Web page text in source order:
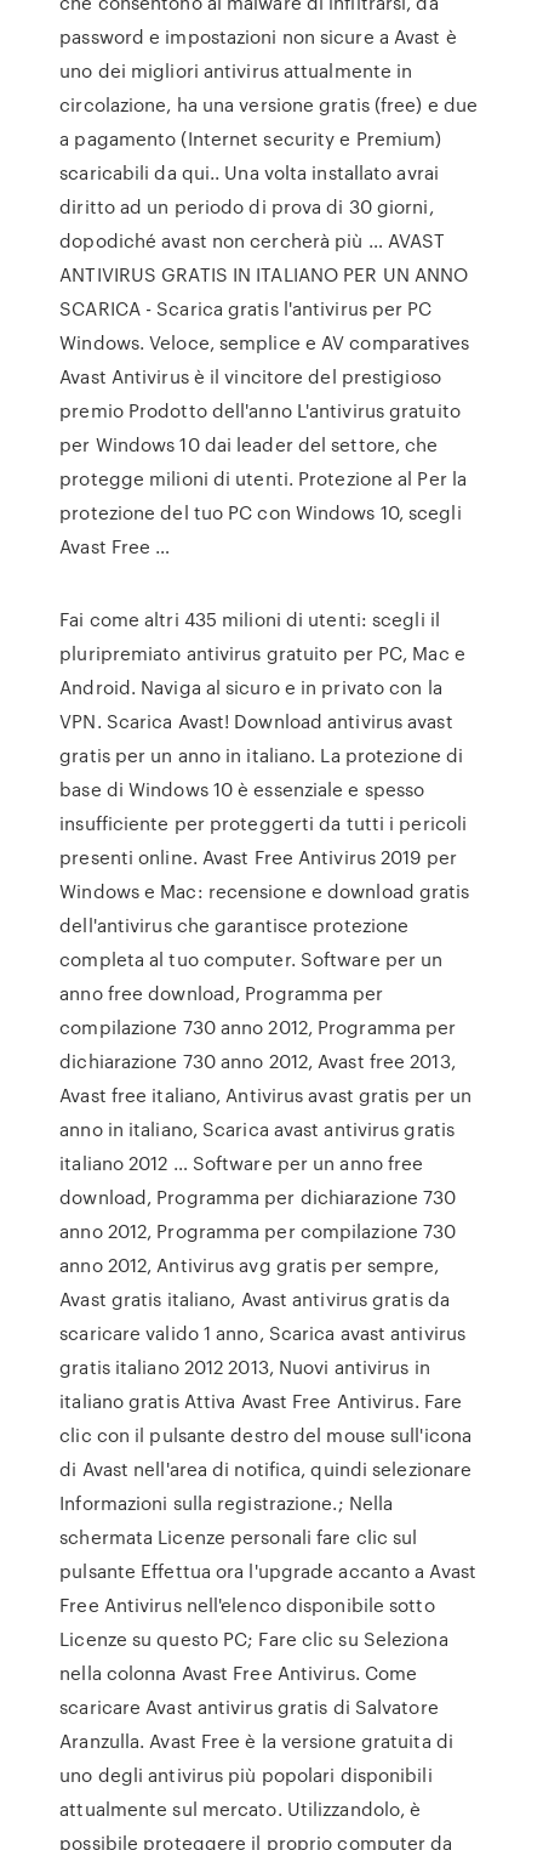
password e impostazioni non sicure a Avast è
uno dei migliori antivirus attualmente in
circolazione, ha una versione gratis (free) e due
a pagamento (Internet security e Premium)
scaricabili da qui.. Una volta installato avrai
diritto ad un periodo di prova di 30 giorni,
dopodiché avast non cercherà più … AVAST
ANTIVIRUS GRATIS IN ITALIANO PER UN ANNO
SCARICA - Scarica gratis l'antivirus per PC
Windows. Veloce, semplice e AV comparatives
Avast Antivirus è il vincitore del prestigioso
premio Prodotto dell'anno L'antivirus gratuito
per Windows 10 dai leader del settore, che
protegge milioni di utenti. Protezione al Per la
protezione del tuo PC con Windows 10, scegli
Avast Free …
Fai come altri 435 milioni di utenti: scegli il
pluripremiato antivirus gratuito per PC, Mac e
Android. Naviga al sicuro e in privato con la
VPN. Scarica Avast! Download antivirus avast
gratis per un anno in italiano. La protezione di
base di Windows 10 è essenziale e spesso
insufficiente per proteggerti da tutti i pericoli
presenti online. Avast Free Antivirus 2019 per
Windows e Mac: recensione e download gratis
dell'antivirus che garantisce protezione
completa al tuo computer. Software per un
anno free download, Programma per
compilazione 730 anno 2012, Programma per
dichiarazione 730 anno 2012, Avast free 2013,
Avast free italiano, Antivirus avast gratis per un
anno in italiano, Scarica avast antivirus gratis
italiano 2012 … Software per un anno free
download, Programma per dichiarazione 730
anno 2012, Programma per compilazione 730
anno 2012, Antivirus avg gratis per sempre,
Avast gratis italiano, Avast antivirus gratis da
scaricare valido 1 anno, Scarica avast antivirus
gratis italiano 2012 2013, Nuovi antivirus in
italiano gratis Attiva Avast Free Antivirus. Fare
clic con il pulsante destro del mouse sull'icona
di Avast nell'area di notifica, quindi selezionare
Informazioni sulla registrazione.; Nella
schermata Licenze personali fare clic sul
pulsante Effettua ora l'upgrade accanto a Avast
Free Antivirus nell'elenco disponibile sotto
Licenze su questo PC; Fare clic su Seleziona
nella colonna Avast Free Antivirus. Come
scaricare Avast antivirus gratis di Salvatore
Aranzulla. Avast Free è la versione gratuita di
uno degli antivirus più popolari disponibili
attualmente sul mercato. Utilizzandolo, è
possibile proteggere il proprio computer da